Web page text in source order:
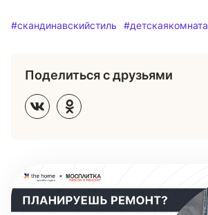
#скандинавскийстиль #детскаякомната
Поделиться с друзьями